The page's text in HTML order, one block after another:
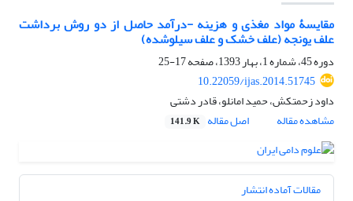
مقایسۀ مواد مغذی و هزینه‌ -درآمد حاصل از دو روش برداشت
علف یونجه (علف خشک و علف سیلوشده)
دوره 45، شماره 1، بهار 1393، صفحه
17-25
10.22059/ijas.2014.51745
داود زحمتکش، حمید امانلو، قادر دشتی
مشاهده مقاله
اصل مقاله 141.9 K
مقالات آماده انتشار